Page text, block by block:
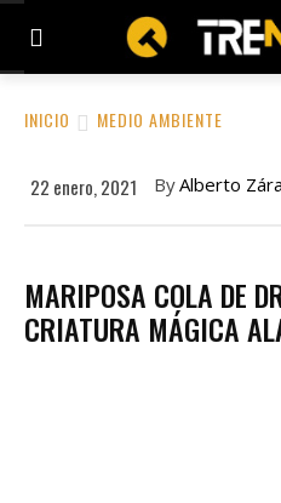
INICIO MEDIO AMBIENTE
22 enero, 2021 ByAlberto
MARIPOSA COLA DE
CRIATURA MÁGICA